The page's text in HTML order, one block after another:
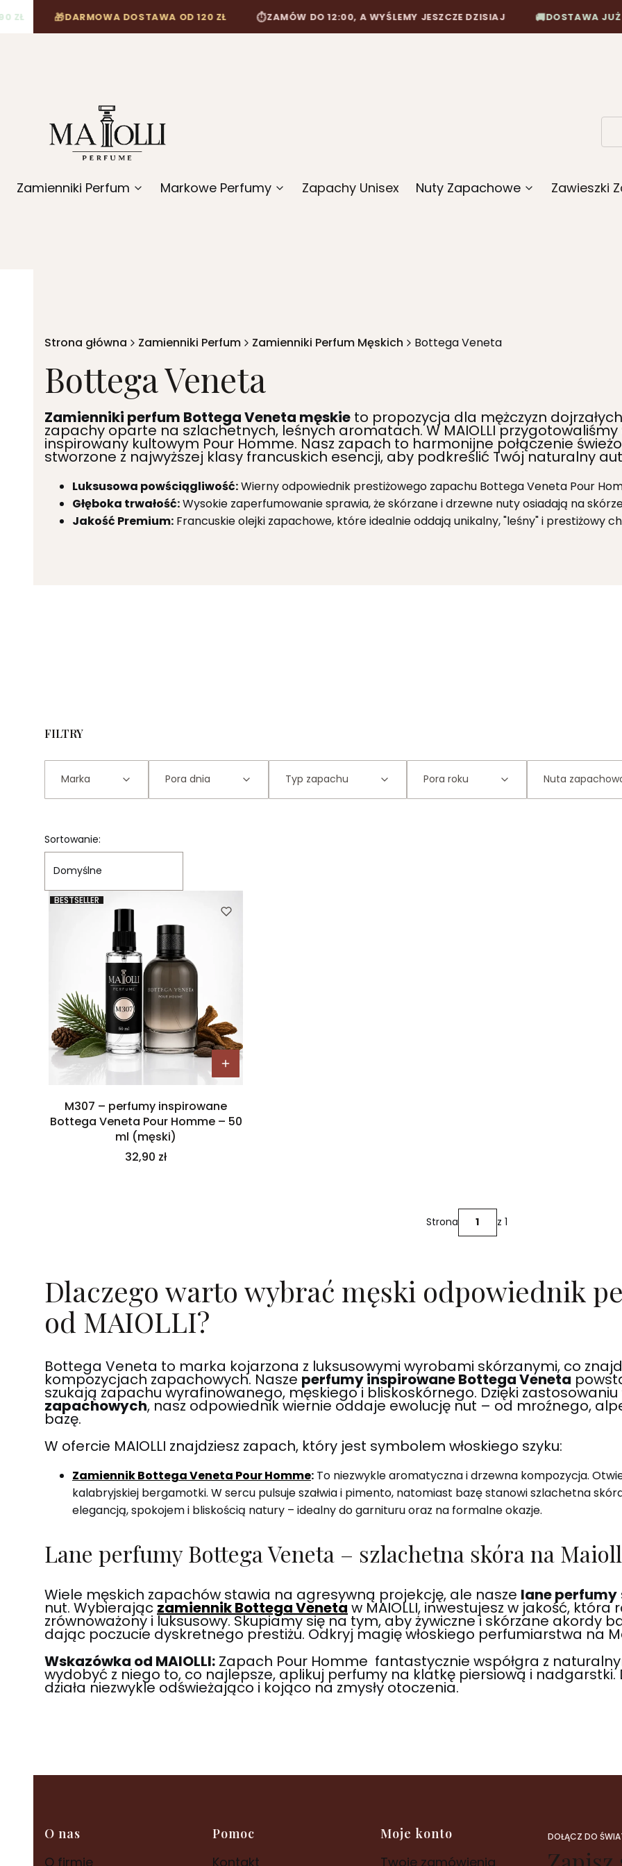
DARMOWA DOSTAWA OD 120 ZŁ ZAMÓW DO 12:00, A WYŚLEMY JESZCZE DZISIAJ DOSTAWA JUŻ OD
Zamienniki Perfum Markowe Perfumy Zapachy Unisex Nuty Zapachowe Zawieszki
Strona główna Zamienniki Perfum Zamienniki Perfum Męskich Bottega Veneta
Bottega Veneta
Zamienniki perfum Bottega Veneta męskie to propozycja dla mężczyzn
zapachy oparte na szlachetnych, leśnych aromatach. W MAIOLLI przygotowaliśmy
inspirowany kultowym Pour Homme. Nasz zapach to harmonijne połączenie
stworzone z najwyższej klasy francuskich esencji, aby podkreślić Twój naturalny
Luksusowa powściągliwość:Wierny odpowiednik prestiżowego zapachu Bottega Veneta Pour
Głęboka trwałość:Wysokie zaperfumowanie sprawia, że skórzane i drzewne nuty osiadają na
Jakość Premium: Francuskie olejki zapachowe, które idealnie oddają unikalny, "leśny" i prestiżowy
FILTRY
Marka Pora dnia Typ zapachu Pora roku Nuta
Lista produktów
Sortowanie:
Domyślne
BESTSELLER
M307 – perfumy inspirowane
Bottega Veneta Pour Homme – 50
ml (męski)
Cena
32,90 zł
Strona z 1
Dlaczego warto wybrać męski odpowiednik
od MAIOLLI?
Bottega Veneta to marka kojarzona z luksusowymi wyrobami skórzanymi, co
kompozycjach zapachowych. Nasze perfumy inspirowane Bottega Veneta
szukają zapachu wyrafinowanego, męskiego i bliskoskórnego. Dzięki zastosowaniu
zapachowych, nasz odpowiednik wiernie oddaje ewolucję nut – od mroźnego,
bazę.
W ofercie MAIOLLI znajdziesz zapach, który jest symbolem włoskiego szyku:
Zamiennik Bottega Veneta Pour Homme: To niezwykle aromatyczna i drzewna kompozycja.
kalabryjskiej bergamotki. W sercu pulsuje szałwia i pimento, natomiast bazę stanowi szlachetna
elegancją, spokojem i bliskością natury – idealny do garnituru oraz na formalne okazje.
Lane perfumy Bottega Veneta – szlachetna skóra na
Wiele męskich zapachów stawia na agresywną projekcję, ale nasze lane perfumy
nut. Wybierając zamiennik Bottega Veneta w MAIOLLI, inwestujesz w jakość,
zrównoważony i luksusowy. Skupiamy się na tym, aby żywiczne i skórzane akordy
dając poczucie dyskretnego prestiżu. Odkryj magię włoskiego perfumiarstwa na
Wskazówka od MAIOLLI: Zapach Pour Homme fantastycznie współgra z
wydobyć z niego to, co najlepsze, aplikuj perfumy na klatkę piersiową i nadgarstki.
działa niezwykle odświeżająco i kojąco na zmysły otoczenia.
Linki w stopce
O nas
O firmie
Pomoc
Kontakt
Moje konto
Twoje zamówienia
DOŁĄCZ DO